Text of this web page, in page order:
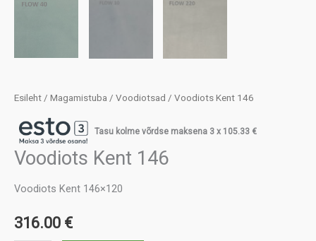
Esileht / Magamistuba / Voodiotsad / Voodiots Kent 146
Tasu kolme võrdse maksena 3 x 105.33 €
Voodiots Kent 146
Voodiots Kent 146×120
316.00 €